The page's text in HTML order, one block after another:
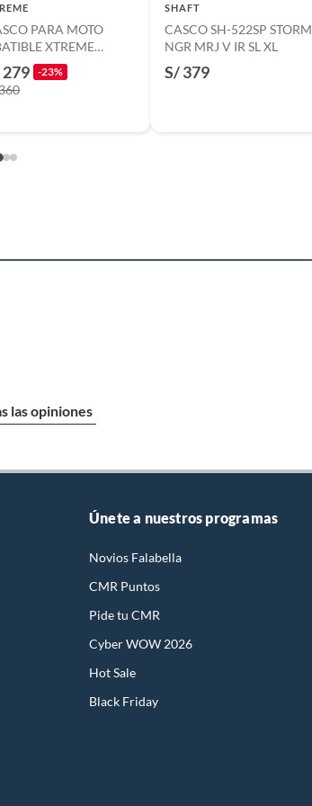
PARA MOTO
XTREME
VISOR AZUL DIA
XL
279 -23%
SHAFT
CASCO SH-522SP STORM
NGR MRJ V IR SL XL
S/ 379
las opiniones
Únete a nuestros programas
Novios Falabella
CMR Puntos
Pide tu CMR
Cyber WOW 2026
Hot Sale
Black Friday